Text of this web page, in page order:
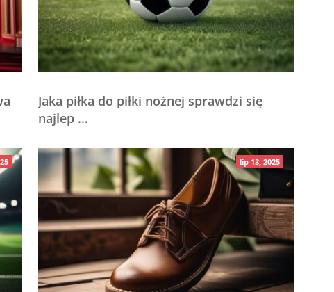
Jaka piłka do piłki nożnej sprawdzi się
najlep …
lip 13, 2025